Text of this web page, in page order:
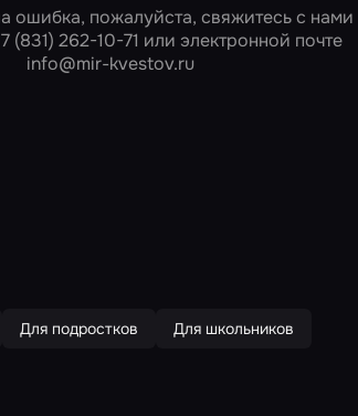
ошибка, пожалуйста, свяжитесь с нами
(831) 262-10-71 или электронной почте
info@mir-kvestov.ru
Для подростков Для школьников